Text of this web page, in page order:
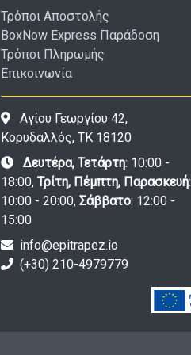
Τρόποι Αποστολής
BoxNow Express Παράδοση
Τρόποι Πληρωμής
Επικοινωνία
Αγίου Γεωργίου 42,
Κορυδαλλός, ΤΚ 18120
Δευτέρα, Τετάρτη: 10:00 -
18:00, Τρίτη, Πέμπτη, Παρασκευή:
10:00 - 20:00, Σάββατο: 12:00 -
15:00
info@epitrapez.io
(+30) 210-4979779